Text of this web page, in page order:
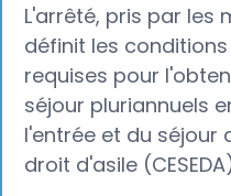
L'arrêté, pris par les
définit les
requises pour
séjour pluriannuels
l'entrée et du séjour
droit d'asile